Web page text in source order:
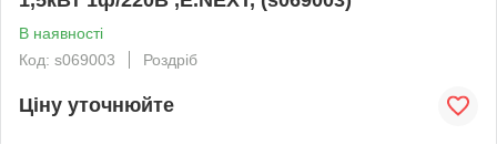
В наявності
Код: s069003
Роздріб
Ціну уточнюйте